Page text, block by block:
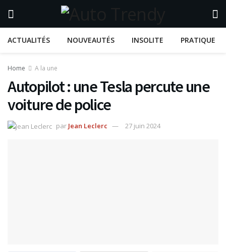
ACTUALITÉS NOUVEAUTÉS INSOLITE PRATIQUE
Home A la une
Autopilot : une Tesla percute une
voiture de police
par Jean Leclerc 27 juin 2024